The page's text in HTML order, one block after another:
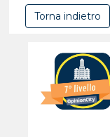
Torna indietro